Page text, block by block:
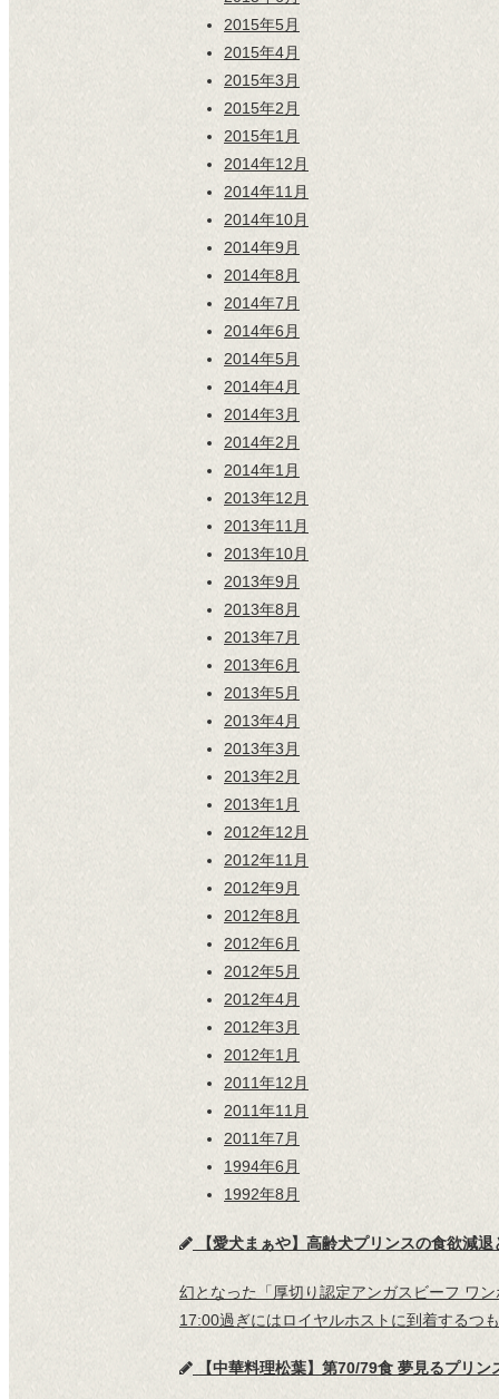
2015年5月
2015年4月
2015年3月
2015年2月
2015年1月
2014年12月
2014年11月
2014年10月
2014年9月
2014年8月
2014年7月
2014年6月
2014年5月
2014年4月
2014年3月
2014年2月
2014年1月
2013年12月
2013年11月
2013年10月
2013年9月
2013年8月
2013年7月
2013年6月
2013年5月
2013年4月
2013年3月
2013年2月
2013年1月
2012年12月
2012年11月
2012年9月
2012年8月
2012年6月
2012年5月
2012年4月
2012年3月
2012年1月
2011年12月
2011年11月
2011年7月
1994年6月
1992年8月
【愛犬まぁや】高齢犬プリンスの食欲減
幻となった「厚切り認定アンガスビーフ ワ
17:00過ぎにはロイヤルホストに到着するつ
【中華料理松葉】第70/79食 夢見るプリ